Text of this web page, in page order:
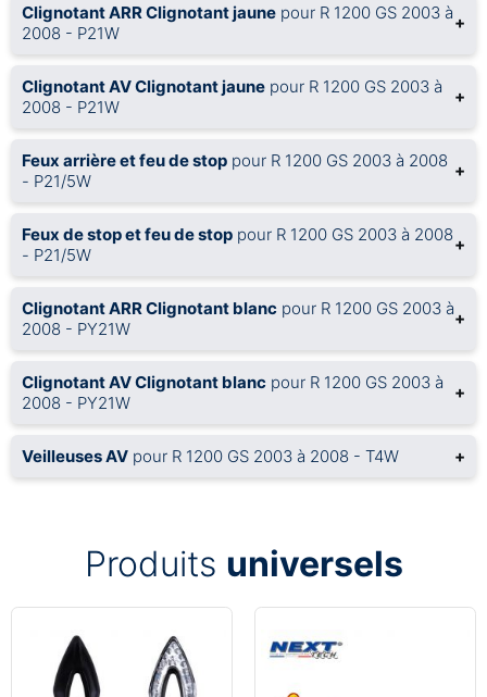
Clignotant ARR Clignotant jaune pour R 1200 GS 2003 à
2008 - P21W
+
Clignotant AV Clignotant jaune pour R 1200 GS 2003 à
2008 - P21W
+
Feux arrière et feu de stop pour R 1200 GS 2003 à 2008
- P21/5W
+
Feux de stop et feu de stop pour R 1200 GS 2003 à 2008
- P21/5W
+
Clignotant ARR Clignotant blanc pour R 1200 GS 2003 à
2008 - PY21W
+
Clignotant AV Clignotant blanc pour R 1200 GS 2003 à
2008 - PY21W
+
Veilleuses AV pour R 1200 GS 2003 à 2008 - T4W +
Produits universels